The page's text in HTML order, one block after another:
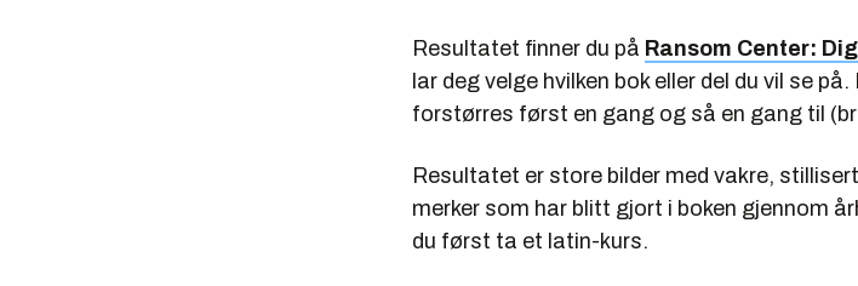
Resultatet finner du på Ransom Center:
lar deg velge hvilken bok eller del du vil se
forstørres først en gang og så en gang til
Resultatet er store bilder med vakre,
merker som har blitt gjort i boken gjennom
du først ta et latin-kurs.